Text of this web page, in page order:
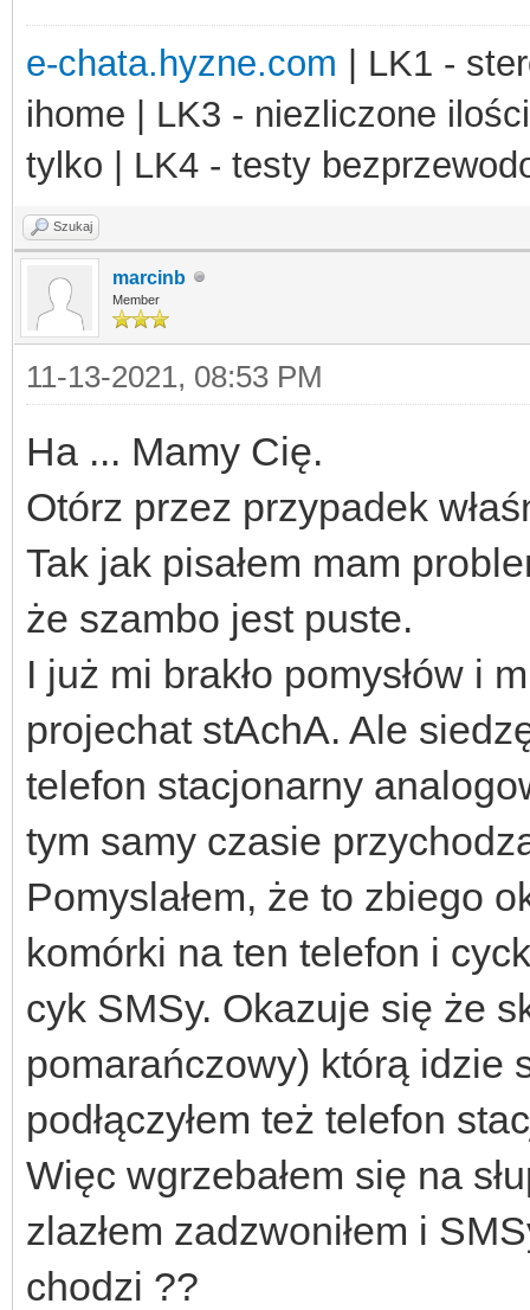
e-chata.hyzne.com | LK1 -
ihome | LK3 - niezliczone
tylko | LK4 - testy
Szukaj
marcinb
Member
11-13-2021, 08:53 PM
Ha ... Mamy Cię.
Otórz przez przypadek
Tak jak pisałem mam
że szambo jest puste.
I już mi brakło pomysłów i
projechat stAchA. Ale
telefon stacjonarny
tym samy czasie
Pomyslałem, że to zbiego
komórki na ten telefon i
cyk SMSy. Okazuje się że
pomarańczowy) którą idzie
podłączyłem też telefon
Więc wgrzebałem się na
zlazłem zadzwoniłem i
chodzi ??